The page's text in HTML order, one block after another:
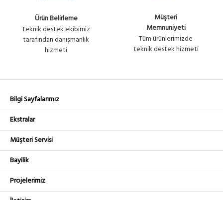
Ürün Belirleme
Teknik destek ekibimiz
tarafından danışmanlık
hizmeti
Müşteri
Memnuniyeti
Tüm ürünlerimizde
teknik destek hizmeti
Bilgi Sayfalarımız
Ekstralar
Müşteri Servisi
Bayilik
Projelerimiz